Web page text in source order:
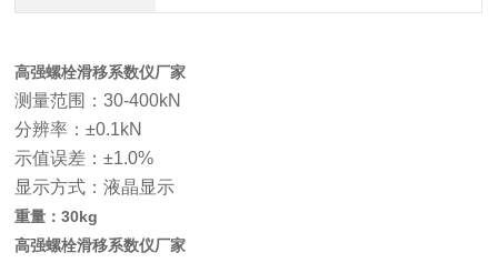
高强螺栓滑移系数仪厂家
测量范围：30-400kN
分辨率：±0.1kN
示值误差：±1.0%
显示方式：液晶显示
重量：30kg
高强螺栓滑移系数仪厂家